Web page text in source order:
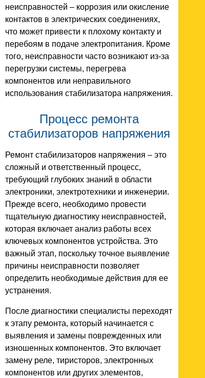
неисправностей – коррозия или окисление
контактов в электрических соединениях,
что может привести к плохому контакту и
перебоям в подаче электропитания. Кроме
того, неисправности часто возникают из-за
перегрузки системы, перегрева
компонентов или неправильного
использования стабилизатора напряжения.
Процесс ремонта
стабилизаторов напряжения
Ремонт стабилизаторов напряжения – это
сложный и ответственный процесс,
требующий глубоких знаний в области
электроники, электротехники и инженерии.
Прежде всего, необходимо провести
тщательную диагностику неисправностей,
которая включает анализ работы всех
ключевых компонентов устройства. Это
важный этап, поскольку точное выявление
причины неисправности позволяет
определить необходимые действия для ее
устранения.
После диагностики специалисты переходят
к этапу ремонта, который начинается с
выявления и замены поврежденных или
изношенных компонентов. Это включает
замену реле, тиристоров, электронных
компонентов или других элементов,